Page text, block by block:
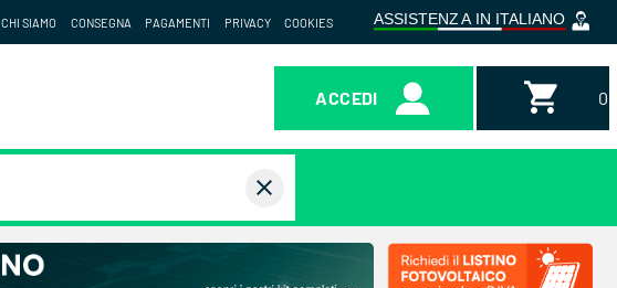
CHI SIAMO CONSEGNA PAGAMENTI PRIVACY COOKIES
ACCEDI
close